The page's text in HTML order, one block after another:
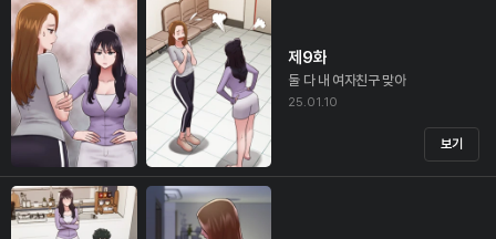
제9화
둘 다 내 여자친구 맞아
25.01.10
보기